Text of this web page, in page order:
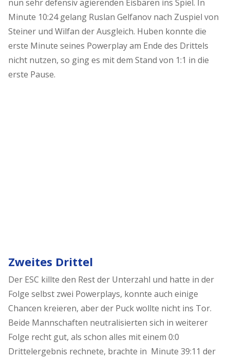
nun sehr defensiv agierenden Eisbären ins Spiel. In
Minute 10:24 gelang Ruslan Gelfanov nach Zuspiel von
Steiner und Wilfan der Ausgleich. Huben konnte die
erste Minute seines Powerplay am Ende des Drittels
nicht nutzen, so ging es mit dem Stand von 1:1 in die
erste Pause.
Zweites Drittel
Der ESC killte den Rest der Unterzahl und hatte in der
Folge selbst zwei Powerplays, konnte auch einige
Chancen kreieren, aber der Puck wollte nicht ins Tor.
Beide Mannschaften neutralisierten sich in weiterer
Folge recht gut, als schon alles mit einem 0:0
Drittelergebnis rechnete, brachte in Minute 39:11 der